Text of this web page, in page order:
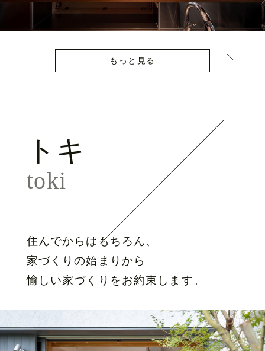
もっと見る
トキ
toki
住んでからはもちろん、
家づくりの始まりから
愉しい家づくりをお約束します。